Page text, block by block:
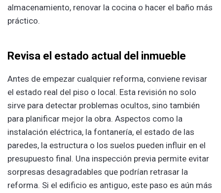
almacenamiento, renovar la cocina o hacer el baño más
práctico.
Revisa el estado actual del inmueble
Antes de empezar cualquier reforma, conviene revisar
el estado real del piso o local. Esta revisión no solo
sirve para detectar problemas ocultos, sino también
para planificar mejor la obra. Aspectos como la
instalación eléctrica, la fontanería, el estado de las
paredes, la estructura o los suelos pueden influir en el
presupuesto final. Una inspección previa permite evitar
sorpresas desagradables que podrían retrasar la
reforma. Si el edificio es antiguo, este paso es aún más